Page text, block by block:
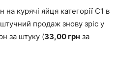
на курячі яйця категорії С1 в
продаж знову зріс у
за штуку (33,00 грн за